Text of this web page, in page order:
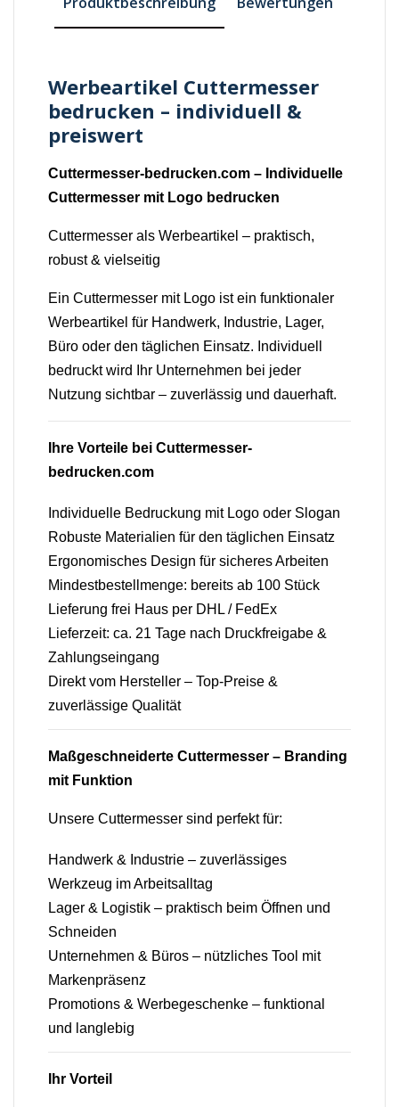
Werbeartikel Cuttermesser
bedrucken – individuell &
preiswert
Cuttermesser-bedrucken.com – Individuelle
Cuttermesser mit Logo bedrucken
Cuttermesser als Werbeartikel – praktisch,
robust & vielseitig
Ein Cuttermesser mit Logo ist ein funktionaler
Werbeartikel für Handwerk, Industrie, Lager,
Büro oder den täglichen Einsatz. Individuell
bedruckt wird Ihr Unternehmen bei jeder
Nutzung sichtbar – zuverlässig und dauerhaft.
Ihre Vorteile bei Cuttermesser-
bedrucken.com
Individuelle Bedruckung mit Logo oder Slogan
Robuste Materialien für den täglichen Einsatz
Ergonomisches Design für sicheres Arbeiten
Mindestbestellmenge: bereits ab 100 Stück
Lieferung frei Haus per DHL / FedEx
Lieferzeit: ca. 21 Tage nach Druckfreigabe &
Zahlungseingang
Direkt vom Hersteller – Top-Preise &
zuverlässige Qualität
Maßgeschneiderte Cuttermesser – Branding
mit Funktion
Unsere Cuttermesser sind perfekt für:
Handwerk & Industrie – zuverlässiges
Werkzeug im Arbeitsalltag
Lager & Logistik – praktisch beim Öffnen und
Schneiden
Unternehmen & Büros – nützliches Tool mit
Markenpräsenz
Promotions & Werbegeschenke – funktional
und langlebig
Ihr Vorteil